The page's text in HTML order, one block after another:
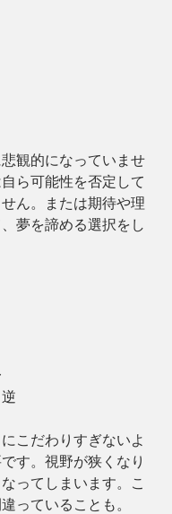
観的になっていませ
ら可能性を否定して
ん。または期待や理
夢を諦める選択をし
こだわりすぎないよ
す。視野が狭くなり
ってしまいます。こ
っていることも。